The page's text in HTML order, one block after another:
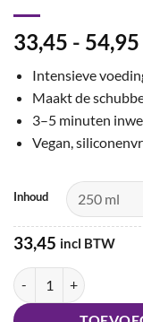
33,45 - 54,95
Intensieve
Maakt de
3–5 minuten
Vegan,
Inhoud
33,45 incl BTW
Keune Radiant Gloss